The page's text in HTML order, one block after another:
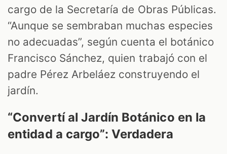
cargo de la Secretaría de Obras Públicas.
“Aunque se sembraban muchas especies
no adecuadas”, según cuenta el botánico
Francisco Sánchez, quien trabajó con el
padre Pérez Arbeláez construyendo el
jardín.
“Convertí al Jardín Botánico en la
entidad a cargo”: Verdadera